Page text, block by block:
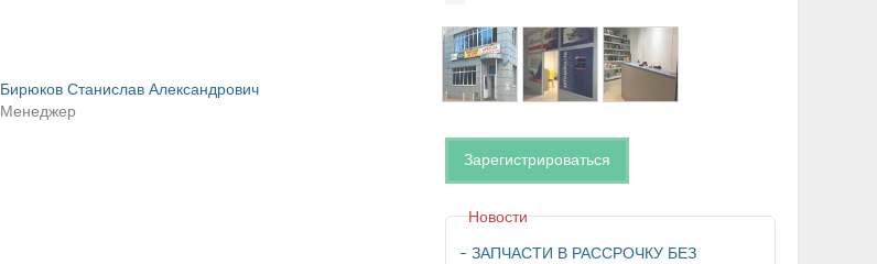
Бирюков Станислав Александрович
Менеджер
Зарегистрироваться
Новости
ЗАПЧАСТИ В РАССРОЧКУ БЕЗ